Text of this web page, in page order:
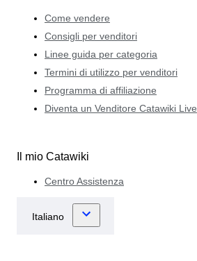
Come vendere
Consigli per venditori
Linee guida per categoria
Termini di utilizzo per venditori
Programma di affiliazione
Diventa un Venditore Catawiki Live
Il mio Catawiki
Centro Assistenza